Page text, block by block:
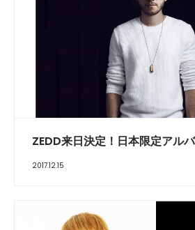
ZEDD来日決定！日本限定アル
2017.12.15